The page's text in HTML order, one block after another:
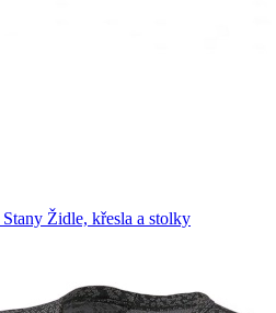
Stany Židle, křesla a stolky